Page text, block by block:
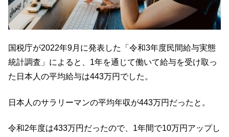
国税庁が2022年9月に発表した「令和3年度民間給与実態
統計調査」によると、1年を通じて働いて給与を受け取っ
た日本人の平均給与は443万円でした。
日本人のサラリーマンの平均年収が443万円だったと。
令和2年度は433万円だったので、1年間で10万円アップし